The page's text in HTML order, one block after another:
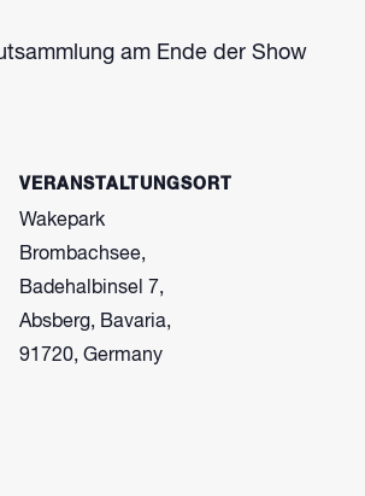
am Ende der Show
VERANSTALTUNGSORT
Wakepark
Brombachsee,
Badehalbinsel 7,
Absberg, Bavaria,
91720, Germany